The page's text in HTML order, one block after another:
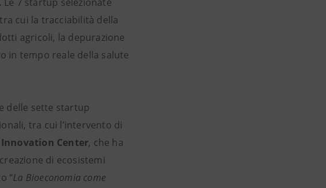
cui la tracciabilità della
agricoli, la depurazione
in tempo reale della salute
delle sette startup
tra cui l’intervento di
Center, che ha
di ecosistemi
“La Bioeconomia come